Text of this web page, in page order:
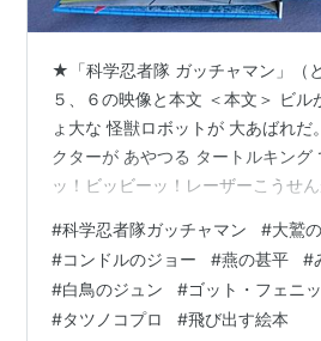
★「科学忍者隊 ガッチャマン」（
５、６の映像と本文 ＜本文＞ ビル
ょ大な 怪獣ロボットが 大あばれだ
クターが あやつる タートルキング
ッ！ビッビーッ！レーザーこうせ
がっていった。これを おって ゴッ
ちかづく。 「ようし、ジュン、タ
り、レーザー砲を さがして ばくは
あの腹部ハッチを ひらき、ゴッド
#科学忍者隊ガッチャマン #大鷲
#コンドルのジョー #燕の甚平 #
#白鳥のジュン #ゴット・フェニ
#タツノコプロ #飛び出す絵本